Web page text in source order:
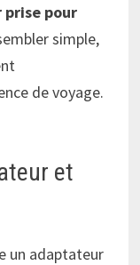
pour
simple,
de voyage.
et
un adaptateur